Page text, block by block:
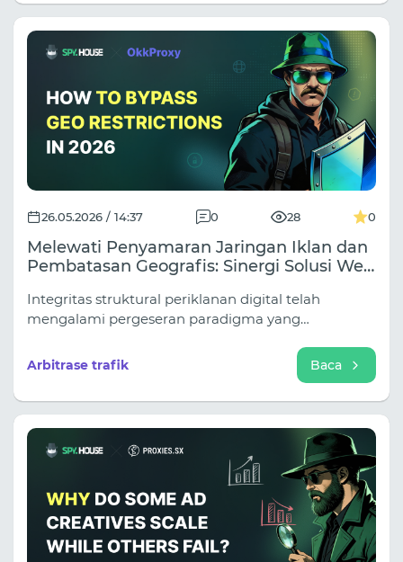
26.05.2026 / 14:37 0 28 0
Melewati Penyamaran Jaringan Iklan dan
Pembatasan Geografis: Sinergi Solusi Web
Tahun 2026
Integritas struktural periklanan digital telah
mengalami pergeseran paradigma yang
e-commerce lintas batas, operasi matriks
pembelian media, dan pengumpulan intelijen
kompetitif, ekstraksi data telah menjadi
mekanisme utama yang mendorong kampanye
yang menguntungkan.
Arbitrase trafik Baca